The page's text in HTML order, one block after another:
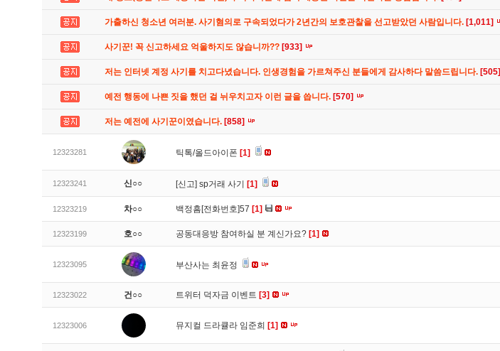
가출하신 청소년 여러분. 사기혐의로 구속되었다가 2년간의 보호관찰을 선고받았던 사람입니다. [1,011]
사기꾼! 꼭 신고하세요 억울하지도 않습니까?? [933]
저는 인터넷 계정 사기를 치고다녔습니다. 인생경험을 가르쳐주신 분들에게 감사하다 말씀드립니다. [505]
예전 행동에 나쁜 짓을 했던 걸 뉘우치고자 이런 글을 씁니다. [570]
저는 예전에 사기꾼이였습니다. [858]
12323281 틱톡/올드아이폰 [1]
12323241 신○○ [신고] sp거래 사기 [1]
12323219 차○○ 백정흠[전화번호]57 [1]
12323199 호○○ 공동대응방 참여하실 분 계신가요? [1]
12323095 부산사는 최윤정
12323022 건○○ 트위터 덕자금 이벤트 [3]
12323006 뮤지컬 드라큘라 임준희 [1]